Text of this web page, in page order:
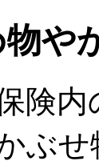
や
険
ぶ